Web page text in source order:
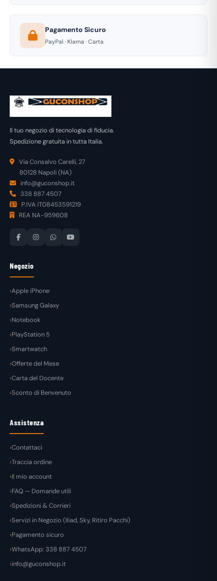
Pagamento Sicuro
PayPal · Klarna · Carta
Il tuo negozio di tecnologia di fiducia.
Spedizione gratuita in tutta Italia.
Via Consalvo Carelli, 27
80128 Napoli (NA)
info@guconshop.it
338 887 4507
P.IVA IT08453591219
REA NA-959608
Negozio
Apple iPhone
Samsung Galaxy
Notebook
PlayStation 5
Smartwatch
Offerte del Mese
Carta del Docente
Sconto di Benvenuto
Assistenza
Contattaci
Traccia ordine
Il mio account
FAQ — Domande utili
Spedizioni & Corrieri
Servizi in Negozio (Iliad, Sky, Ritiro Pacchi)
Pagamento sicuro
WhatsApp: 338 887 4507
info@guconshop.it